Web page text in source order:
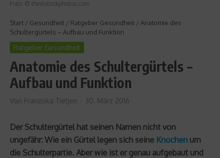
Foto: © thinkstockphotos.com
Start / Gesundheit / Ratgeber Gesundheit / Anatomie des
Schultergürtels – Aufbau und Funktion
Ratgeber Gesundheit
Anatomie des Schultergürtels –
Aufbau und Funktion
Von Franziska Tietjen 30. März 2016
Der Schultergürtel hat seinen Namen nicht von
ungefähr: Wie ein Gürtel legen sich seine Knochen um
die Schulterpartie. Aber wie ist er genau aufgebaut und